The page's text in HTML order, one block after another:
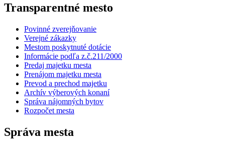
Transparentné mesto
Povinné zverejňovanie
Verejné zákazky
Mestom poskytnuté dotácie
Informácie podľa z.č.211/2000
Predaj majetku mesta
Prenájom majetku mesta
Prevod a prechod majetku
Archív výberových konaní
Správa nájomných bytov
Rozpočet mesta
Správa mesta